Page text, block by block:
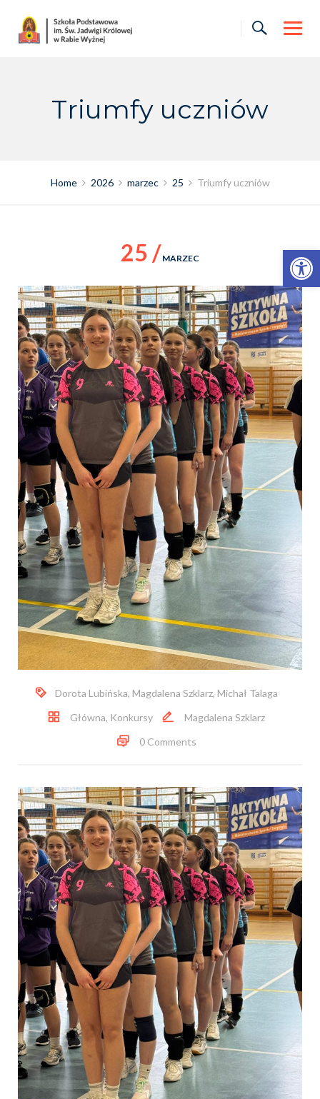
Otwórz pasek narzędzi
content
Triumfy uczniów
Home 2026 marzec 25 Triumfy uczniów
25 / MARZEC
Dorota Lubińska, Magdalena Szklarz, Michał Talaga
Główna, Konkursy
Magdalena Szklarz
0 Comments